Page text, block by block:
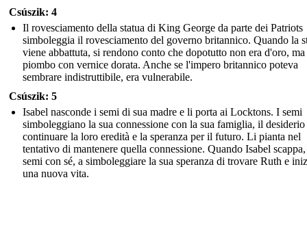
Csúszik: 4
Il rovesciamento della statua di King George da parte dei Patriots
simboleggia il rovesciamento del governo britannico. Quando la
viene abbattuta, si rendono conto che dopotutto non era d'oro,
piombo con vernice dorata. Anche se l'impero britannico poteva
sembrare indistruttibile, era vulnerabile.
Csúszik: 5
Isabel nasconde i semi di sua madre e li porta ai Locktons. I semi
simboleggiano la sua connessione con la sua famiglia, il
continuare la loro eredità e la speranza per il futuro. Li pianta nel
tentativo di mantenere quella connessione. Quando Isabel
semi con sé, a simboleggiare la sua speranza di trovare Ruth e
una nuova vita.